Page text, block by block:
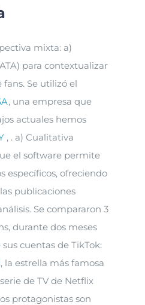
mixta: a)
para contextualizar
Se utilizó el
, una empresa que
actuales hemos
, . a) Cualitativa
el software permite
específicos, ofreciendo
publicaciones
Se compararon 3
durante dos meses
cuentas de TikTok:
, la estrella más famosa
de TV de Netflix
protagonistas son